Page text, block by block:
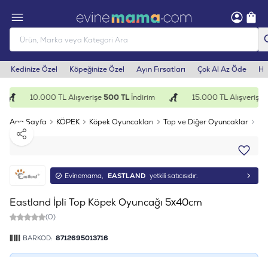
Kedinize Özel Köpeğinize Özel Ayın Fırsatları Çok Al Az Öde
10.000 TL Alışverişe500 TLİndirim 15.000 TL Alışverişe
Ana Sayfa KÖPEK Köpek Oyuncakları Top ve Diğer Oyuncaklar
Paylaş
Evinemama, EASTLAND yetkili satıcısıdır.
Eastland İpli Top Köpek Oyuncağı 5x40cm
(0)
BARKOD: 8712695013716